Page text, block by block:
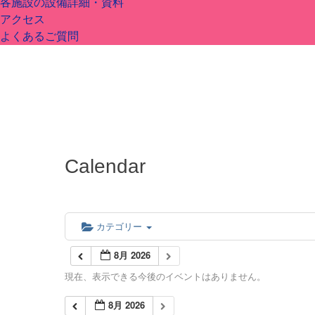
各施設の設備詳細・資料
アクセス
よくあるご質問
Calendar
カテゴリー
8月 2026
現在、表示できる今後のイベントはありません。
8月 2026